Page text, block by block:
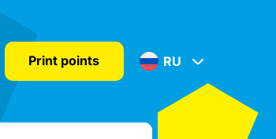
Print points RU